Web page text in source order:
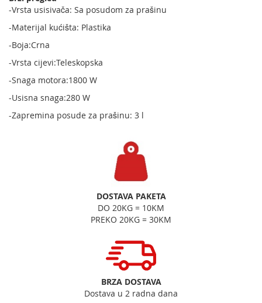
-Vrsta usisivača: Sa posudom za prašinu
-Materijal kućišta: Plastika
-Boja:Crna
-Vrsta cijevi:Teleskopska
-Snaga motora:1800 W
-Usisna snaga:280 W
-Zapremina posude za prašinu: 3 l
DOSTAVA PAKETA
DO 20KG = 10KM
PREKO 20KG = 30KM
BRZA DOSTAVA
Dostava u 2 radna dana